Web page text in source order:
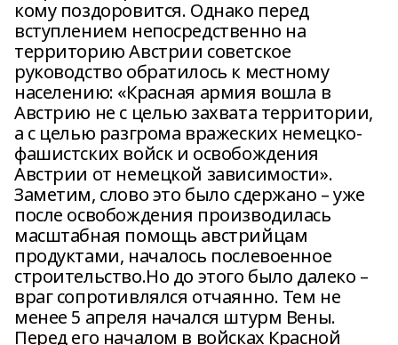
кому поздоровится. Однако перед
вступлением непосредственно на
территорию Австрии советское
руководство обратилось к местному
населению: «Красная армия вошла в
Австрию не с целью захвата территории,
а с целью разгрома вражеских немецко-
фашистских войск и освобождения
Австрии от немецкой зависимости».
Заметим, слово это было сдержано – уже
после освобождения производилась
масштабная помощь австрийцам
продуктами, началось послевоенное
строительство.Но до этого было далеко –
враг сопротивлялся отчаянно. Тем не
менее 5 апреля начался штурм Вены.
Перед его началом в войсках Красной